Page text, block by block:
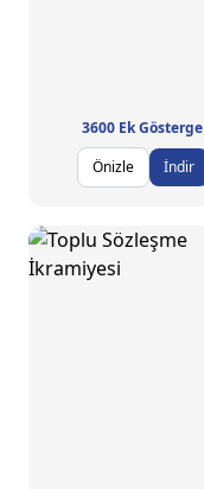
3600 Ek Gösterge
Önizle
İndir